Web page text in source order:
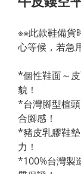
※※此款鞋備貨
心等候，若急
*個性鞋面～
貌！
*台灣腳型楦
合腳感！
*豬皮乳膠鞋
力！
*100%台灣製